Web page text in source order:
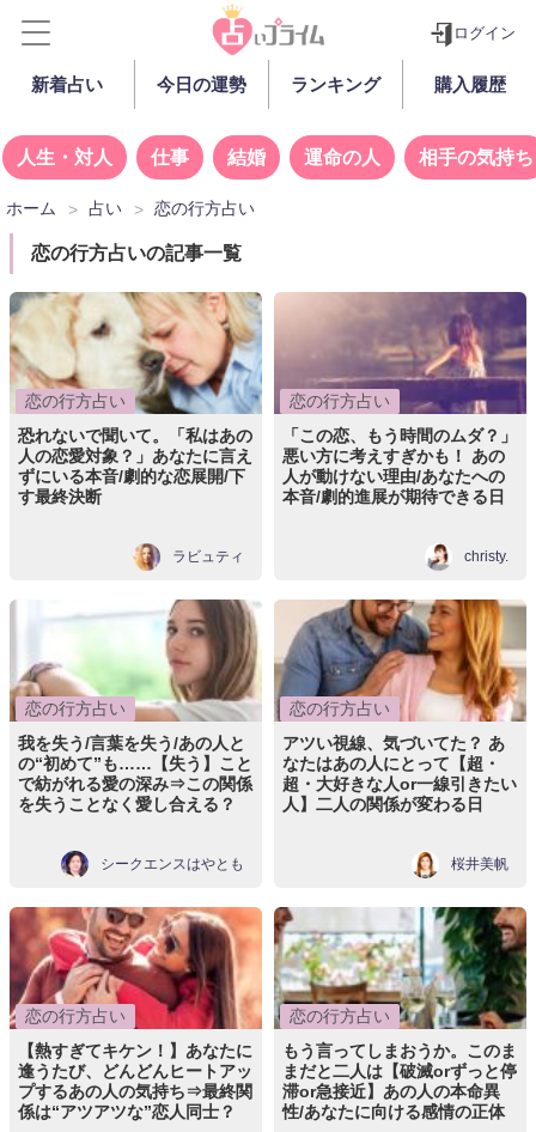
ログイン
新着占い 今日の運勢 ランキング 購入履歴
人生・対人 仕事 結婚 運命の人 相手の気持ち
ホーム 占い 恋の行方占い
恋の行方占いの記事一覧
恋の行方占い
恐れないで聞いて。「私はあの
人の恋愛対象？」あなたに言え
ずにいる本音/劇的な恋展開/下
す最終決断
ラビュティ
恋の行方占い
「この恋、もう時間のムダ？」
悪い方に考えすぎかも！ あの
人が動けない理由/あなたへの
本音/劇的進展が期待できる日
christy.
恋の行方占い
我を失う/言葉を失う/あの人と
の“初めて”も……【失う】こと
で紡がれる愛の深み⇒この関係
を失うことなく愛し合える？
シークエンスはやとも
恋の行方占い
アツい視線、気づいてた？ あ
なたはあの人にとって【超・
超・大好きな人or一線引きたい
人】二人の関係が変わる日
桜井美帆
恋の行方占い
【熱すぎてキケン！】あなたに
逢うたび、どんどんヒートアッ
プするあの人の気持ち⇒最終関
係は“アツアツな”恋人同士？
恋の行方占い
もう言ってしまおうか。このま
まだと二人は【破滅orずっと停
滞or急接近】あの人の本命異
性/あなたに向ける感情の正体